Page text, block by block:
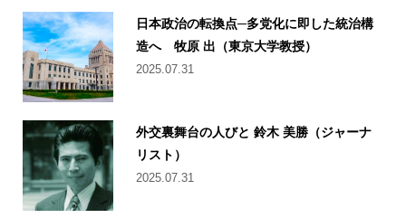
日本政治の転換点─多党化に即した統治構
造へ 牧原 出（東京大学教授）
2025.07.31
外交裏舞台の人びと 鈴木 美勝（ジャーナ
リスト）
2025.07.31